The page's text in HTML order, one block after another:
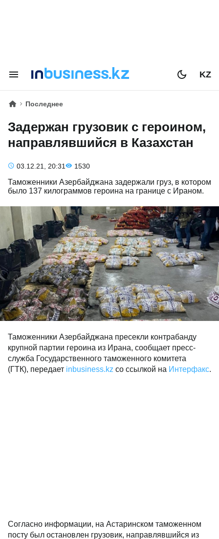
KZ
Последнее
Задержан грузовик с героином,
направлявшийся в Казахстан
03.12.21, 20:31 1530
Таможенники Азербайджана задержали груз, в котором
было 137 килограммов героина на границе с Ираном.
Таможенники Азербайджана пресекли контрабанду
крупной партии героина из Ирана, сообщает пресс-
служба Государственного таможенного комитета
(ГТК), передает inbusiness.kz со ссылкой на Интерфакс.
Согласно информации, на Астаринском таможенном
посту был остановлен грузовик, направлявшийся из